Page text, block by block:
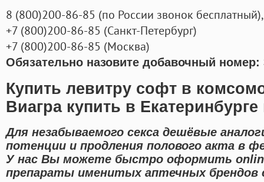
8 (800)200-86-85 (по России звонок бесплатный),
+7 (800)200-86-85 (Санкт-Петербург)
+7 (800)200-86-85 (Москва)
Обязательно назовите добавочный номер:
Купить левитру софт в
Виагра купить в Екатеринбурге
Для незабываемого секса дешёвые
потенции и продления полового акта в
У нас Вы можете быстро оформить
препараты именитых аптечных брендов